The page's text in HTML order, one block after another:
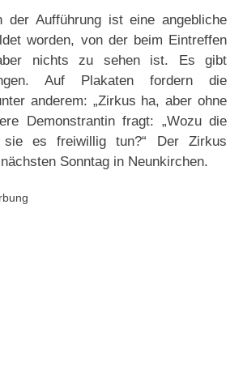
der Aufführung ist eine angebliche
worden, von der beim Eintreffen
nichts zu sehen ist. Es gibt
Auf Plakaten fordern die
anderem: „Zirkus ha, aber ohne
Demonstrantin fragt: „Wozu die
sie es freiwillig tun?“ Der Zirkus
Sonntag in Neunkirchen.